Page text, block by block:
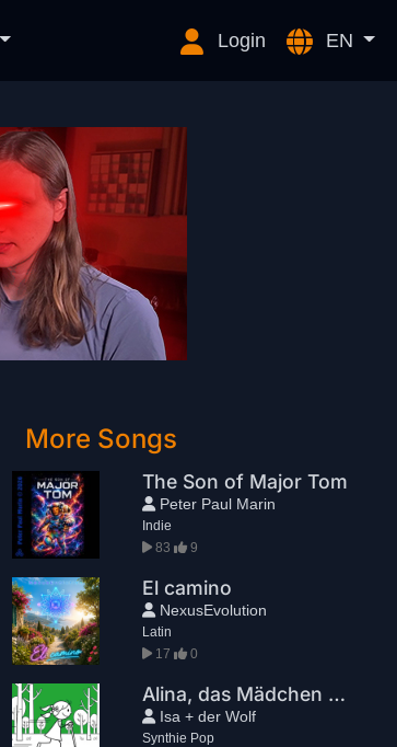
Login EN
More Songs
The Son of Major Tom
Peter Paul Marin
Indie
83
9
El camino
NexusEvolution
Latin
17
0
Alina, das Mädchen mit dem Roller (Couch Mix)
Isa + der Wolf
Synthie Pop